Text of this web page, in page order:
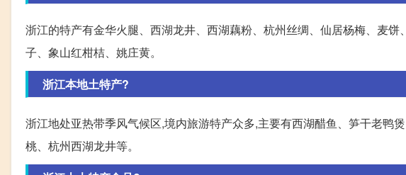
浙江的特产有金华火腿、西湖龙井、西湖藕粉、杭州丝绸、仙居杨梅、麦
子、象山红柑桔、姚庄黄。
浙江本地土特产?
浙江地处亚热带季风气候区,境内旅游特产众多,主要有西湖醋鱼、笋干老鸭
桃、杭州西湖龙井等。